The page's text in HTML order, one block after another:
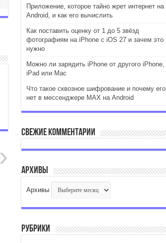
Приложение, которое тайно жрет интернет на
Android, и как его вычислить
Как поставить оценку от 1 до 5 звёзд
фотографиям на iPhone с iOS 27 и зачем это
нужно
Можно ли зарядить iPhone от другого iPhone,
iPad или Mac
Что такое сквозное шифрование и почему его
нет в мессенджере MAX на Android
Свежие комментарии
Архивы
Архивы
Рубрики